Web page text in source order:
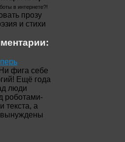
в интернете?!
прозу
и стихи
Ни фига себе
Ещё года
люди
роботами-
текста, а
вынуждены